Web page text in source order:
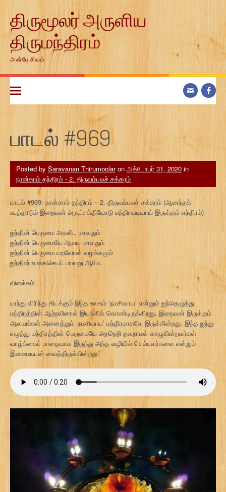
contentதிருமூலர் அருளிய
திருமந்திரம்
அன்பே சிவம்
பாடல் #969
Posted by Saravanan Thirumoolaron அக்டோபர் 31, 2020 in
நான்காம் தந்திரம் - 2. திருவம்பலச் சக்கரம்
பாடல் #969: நான்காம் தந்திரம் – 2. திருவம்பலச் சக்கரம் (ஆனந்தக்
கூத்தாடும் இறைவன் அருட்சக்தியோடு மந்திரவடிவாய் இருக்கும் எந்திரம்)
ஐந்தின் பெருமை அகலிட மாவதும்
ஐந்தின் பெருமையே ஆலய மாவதும்
ஐந்தின் பெருமை யறவோன் வழக்கமும்
ஐந்தின் வகைசெயப் பாலனு ஆமே.
விளக்கம்:
பரந்து விரிந்து கிடக்கும் இந்த உலகம் ‘நமசிவாய’ என்னும் ஐந்தெழுத்து
மந்திரத்தின் ஆற்றலினால் இயங்கிக் கொண்டிருக்கிறது. இறைவன் இருக்கும்
ஆலயங்கள் அனைத்தும் ‘நமசிவாய’ மந்திரமாகவே இருக்கின்றது. இந்த ஐந்து
எழுத்து மந்திரத்தின் பெருமையே அறநெறி தவறாமல் வாழுகின்றவர்கள்
வாழ்க்கைப் பாதையாக இருந்து அந்த வழியில் செல்பவர்களை என்றும்
இளமையுடன் வைத்திருக்கின்றது.